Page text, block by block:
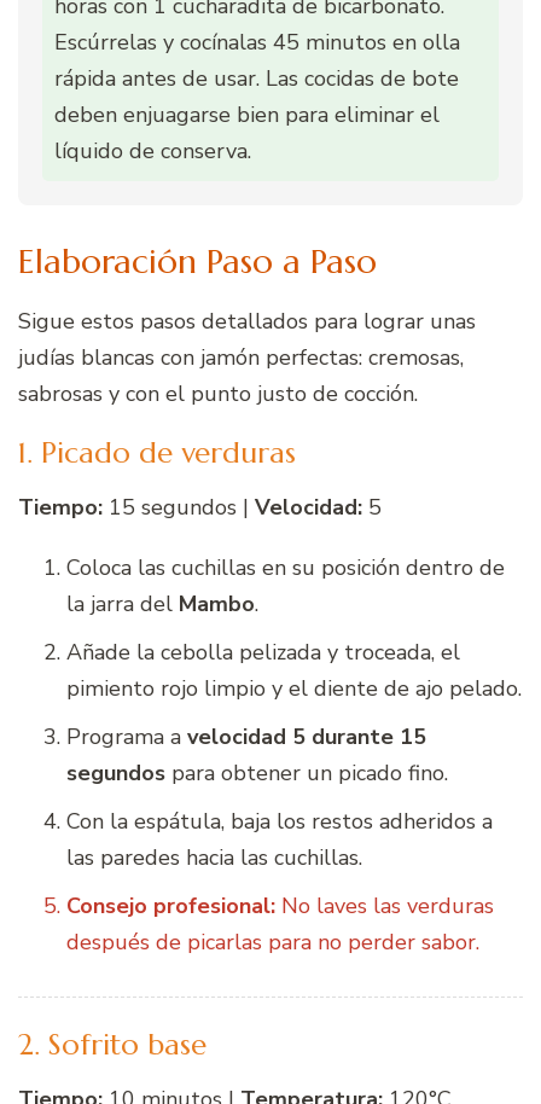
Escúrrelas y cocínalas 45 minutos en olla
rápida antes de usar. Las cocidas de bote
deben enjuagarse bien para eliminar el
líquido de conserva.
Elaboración Paso a Paso
Sigue estos pasos detallados para lograr unas
judías blancas con jamón perfectas: cremosas,
sabrosas y con el punto justo de cocción.
1. Picado de verduras
Tiempo: 15 segundos | Velocidad: 5
Coloca las cuchillas en su posición dentro de
la jarra del Mambo.
Añade la cebolla pelizada y troceada, el
pimiento rojo limpio y el diente de ajo pelado.
Programa a velocidad 5 durante 15
segundos para obtener un picado fino.
Con la espátula, baja los restos adheridos a
las paredes hacia las cuchillas.
Consejo profesional: No laves las verduras
después de picarlas para no perder sabor.
2. Sofrito base